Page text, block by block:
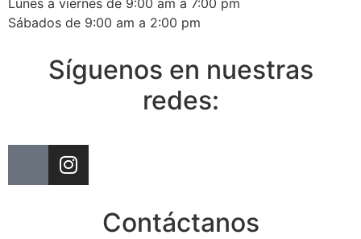
Sábados de 9:00 am a 2:00 pm
Síguenos en nuestras
redes:
Contáctanos